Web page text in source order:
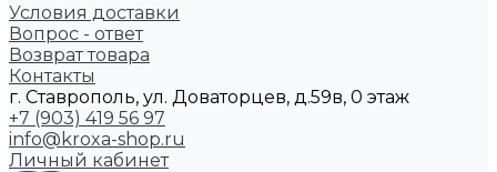
Условия доставки
Вопрос - ответ
Возврат товара
Контакты
г. Ставрополь, ул. Доваторцев, д.59в, 0 этаж
+7 (903) 419 56 97
info@kroxa-shop.ru
Личный кабинет